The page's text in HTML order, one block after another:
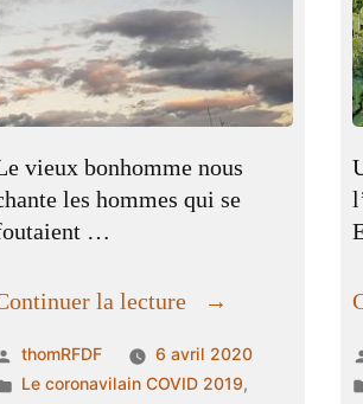
vieux bonhomme nous
les hommes qui se
…
la lecture
« Le
bonhomme
et
Publié
par
thomRFDF
6 avril 2020
Publié
Le coronavilain COVID 2019,